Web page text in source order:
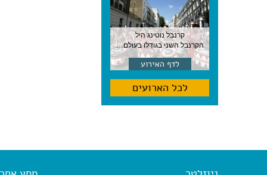
קרנבל נוטינג היל
הקרנבל השני בגודלו בעולם, עם מוזיקה, תהלוכות ותחפושות. לונדון
לדף האירוע
לכל הארועים